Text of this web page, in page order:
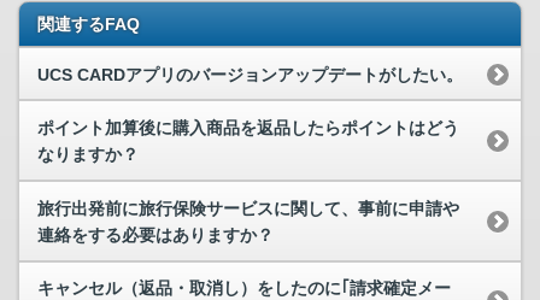
関連するFAQ
UCS CARDアプリのバージョンアップデートがしたい。
ポイント加算後に購入商品を返品したらポイントはどう
なりますか？
旅行出発前に旅行保険サービスに関して、事前に申請や
連絡をする必要はありますか？
キャンセル（返品・取消し）をしたのに｢請求確定メー